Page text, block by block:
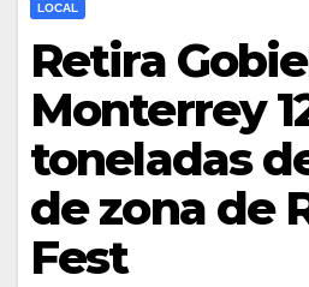
LOCAL
Retira
Monterrey
toneladas
de zona de
Fest